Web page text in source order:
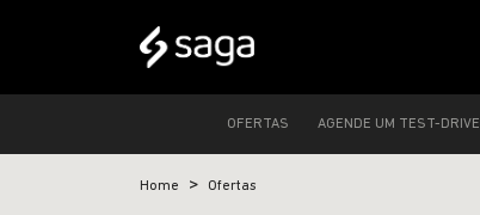
OFERTAS AGENDE UM TEST-DRIVE
Home Ofertas